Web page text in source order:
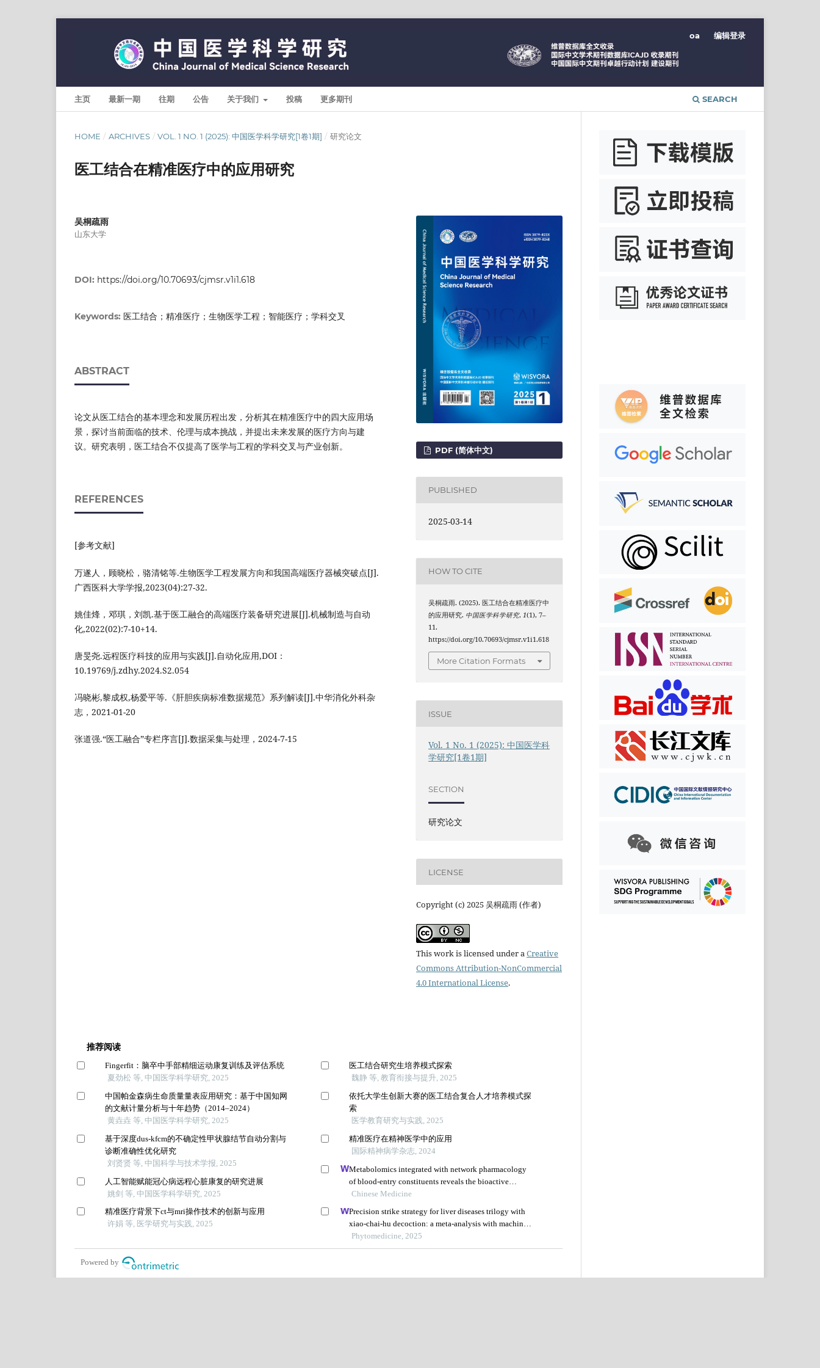
主页 最新一期 往期 公告 关于我们 投稿 更多期刊 SEARCH
oa 编辑登录
HOME / ARCHIVES / VOL. 1 NO. 1 (2025): 中国医学科学研究[1卷1期] / 研究论文
医工结合在精准医疗中的应用研究
吴桐疏雨
山东大学
DOI: https://doi.org/10.70693/cjmsr.v1i1.618
Keywords: 医工结合；精准医疗；生物医学工程；智能医疗；学科交叉
ABSTRACT
论文从医工结合的基本理念和发展历程出发，分析其在精准医疗中的四大应用场
景，探讨当前面临的技术、伦理与成本挑战，并提出未来发展的医疗方向与建
议。研究表明，医工结合不仅提高了医学与工程的学科交叉与产业创新。
REFERENCES
[参考文献]
万遂人，顾晓松，骆清铭等.生物医学工程发展方向和我国高端医疗器械突破点[J].
广西医科大学学报,2023(04):27-32.
姚佳烽，邓琪，刘凯.基于医工融合的高端医疗装备研究进展[J].机械制造与自动
化,2022(02):7-10+14.
唐旻尧.远程医疗科技的应用与实践[J].自动化应用,DOI：
10.19769/j.zdhy.2024.S2.054
冯晓彬,黎成权,杨爱平等.《肝胆疾病标准数据规范》系列解读[J].中华消化外科杂
志，2021-01-20
张道强.“医工融合”专栏序言[J].数据采集与处理，2024-7-15
PDF (简体中文)
PUBLISHED
2025-03-14
HOW TO CITE
吴桐疏雨. (2025). 医工结合在精准医疗中
的应用研究. 中国医学科学研究,1(1), 7–
11.
https://doi.org/10.70693/cjmsr.v1i1.618
More Citation Formats
ISSUE
Vol. 1 No. 1 (2025): 中国医学科
学研究[1卷1期]
SECTION
研究论文
LICENSE
Copyright (c) 2025 吴桐疏雨 (作者)
This work is licensed under aCreative
Commons Attribution-NonCommercial
4.0 International License.
推荐阅读
Fingerfit：脑卒中手部精细运动康复训练及评估系统
夏劲松 等, 中国医学科学研究, 2025
中国帕金森病生命质量量表应用研究：基于中国知网
的文献计量分析与十年趋势（2014–2024）
黄垚垚 等, 中国医学科学研究, 2025
基于深度dus-kfcm的不确定性甲状腺结节自动分割与
诊断准确性优化研究
刘贤贤 等, 中国科学与技术学报, 2025
人工智能赋能冠心病远程心脏康复的研究进展
姚剑 等, 中国医学科学研究, 2025
精准医疗背景下ct与mri操作技术的创新与应用
许娟 等, 医学研究与实践, 2025
医工结合研究生培养模式探索
魏静 等, 教育衔接与提升, 2025
依托大学生创新大赛的医工结合复合人才培养模式探
索
医学教育研究与实践, 2025
精准医疗在精神医学中的应用
国际精神病学杂志, 2024
Metabolomics integrated with network pharmacology
of blood-entry constituents reveals the bioactive
component of xuefu zhuyu decoction and its
Chinese Medicine
Precision strike strategy for liver diseases trilogy with
xiao-chai-hu decoction: a meta-analysis with machine
learning
Phytomedicine, 2025
Powered by